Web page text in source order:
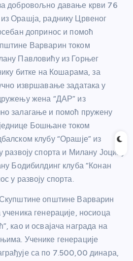
добровољно давање крви 76
Орашја, раднику Црвеног
допринос и помоћ
Варварин током
Павловићу из Горњег
битке на Кошарама, за
извршавање задатака у
жена “ДАР” из
залагање и помоћ пружену
Бошњане током
клубу “Орашје” из
спорта и Милану Јоцићу
Бодибилдинг клуба “Конан
у развоју спорта.
општине Варварин
генерације, носиоца
као и освајача награда на
Ученике генерације
са по 7.500,00 динара,